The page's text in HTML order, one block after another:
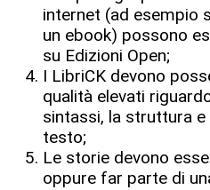
internet (ad esempio
un ebook) possono
su Edizioni Open;
I LibriCK devono
qualità elevati
sintassi, la struttura
testo;
Le storie devono
oppure far parte di